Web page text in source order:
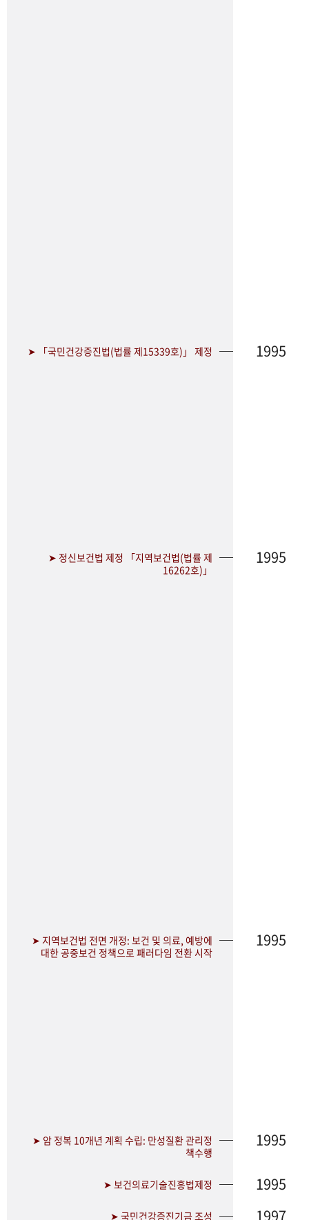
➤ 「국민건강증진법(법률 제15339호)」 제정 1995
➤ 정신보건법 제정 「지역보건법(법률 제
16262호)」
1995
➤ 지역보건법 전면 개정: 보건 및 의료, 예방에
대한 공중보건 정책으로 패러다임 전환 시작
1995
➤ 암 정복 10개년 계획 수립: 만성질환 관리정
책수행
1995
➤ 보건의료기술진흥법제정 1995
➤ 국민건강증진기금 조성 1997